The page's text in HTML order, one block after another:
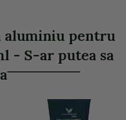
aluminiu pentru
- S-ar putea sa